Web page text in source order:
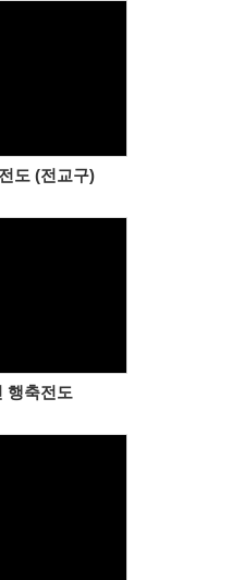
도 (전교구)
행축전도